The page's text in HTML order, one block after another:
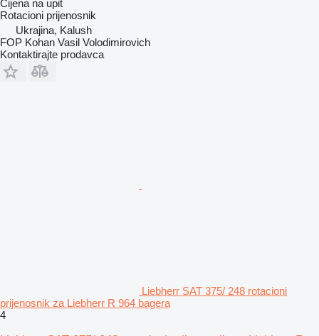
Cijena na upit
Rotacioni prijenosnik
Ukrajina, Kalush
FOP Kohan Vasil Volodimirovich
Kontaktirajte prodavca
Liebherr SAT 375/ 248 rotacioni
prijenosnik za Liebherr R 964 bagera
4